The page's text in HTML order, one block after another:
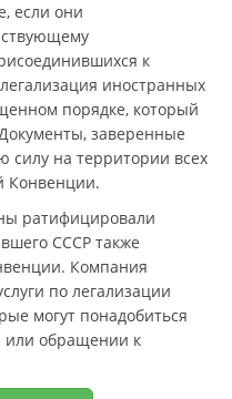
если они
к
иностранных
порядке, который
заверенные
на территории всех
Конвенции.
ратифицировали
СССР также
Компания
по легализации
могут понадобиться
или обращении к